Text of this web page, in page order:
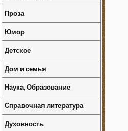
Проза
Юмор
Детское
Дом и семья
Наука, Образование
Справочная литература
Духовность